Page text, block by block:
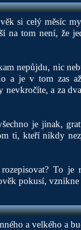
si celý měsíc
na tom není, že
nepůjdu, nic
a je v tom zas
nevkročíte, a za
je jinak,
ti, kteří nikdy
To je
pokusí,
a velkého a